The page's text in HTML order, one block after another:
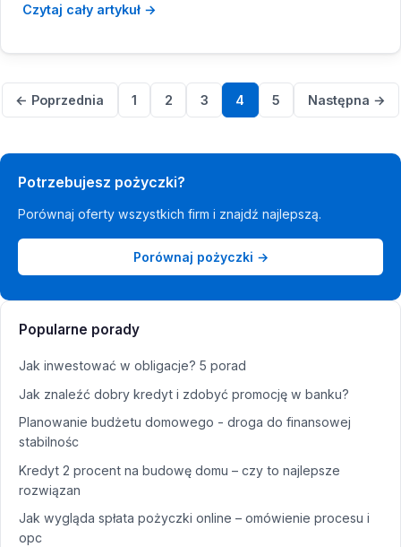
Czytaj cały artykuł →
← Poprzednia 1 2 3 4 5 Następna →
Potrzebujesz pożyczki?
Porównaj oferty wszystkich firm i znajdź najlepszą.
Porównaj pożyczki →
Popularne porady
Jak inwestować w obligacje? 5 porad
Jak znaleźć dobry kredyt i zdobyć promocję w banku?
Planowanie budżetu domowego - droga do finansowej
stabilnośc
Kredyt 2 procent na budowę domu – czy to najlepsze
rozwiązan
Jak wygląda spłata pożyczki online – omówienie procesu i
opc